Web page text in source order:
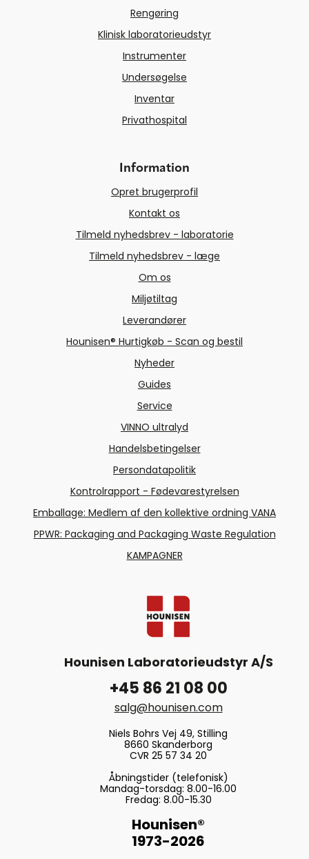
Rengøring
Klinisk laboratorieudstyr
Instrumenter
Undersøgelse
Inventar
Privathospital
Information
Opret brugerprofil
Kontakt os
Tilmeld nyhedsbrev - laboratorie
Tilmeld nyhedsbrev - læge
Om os
Miljøtiltag
Leverandører
Hounisen® Hurtigkøb - Scan og bestil
Nyheder
Guides
Service
VINNO ultralyd
Handelsbetingelser
Persondatapolitik
Kontrolrapport - Fødevarestyrelsen
Emballage: Medlem af den kollektive ordning VANA
PPWR: Packaging and Packaging Waste Regulation
KAMPAGNER
Hounisen Laboratorieudstyr A/S
+45 86 21 08 00
salg@hounisen.com
Niels Bohrs Vej 49, Stilling
8660 Skanderborg
CVR 25 57 34 20
Åbningstider (telefonisk)
Mandag-torsdag: 8.00-16.00
Fredag: 8.00-15.30
Hounisen®
1973-2026